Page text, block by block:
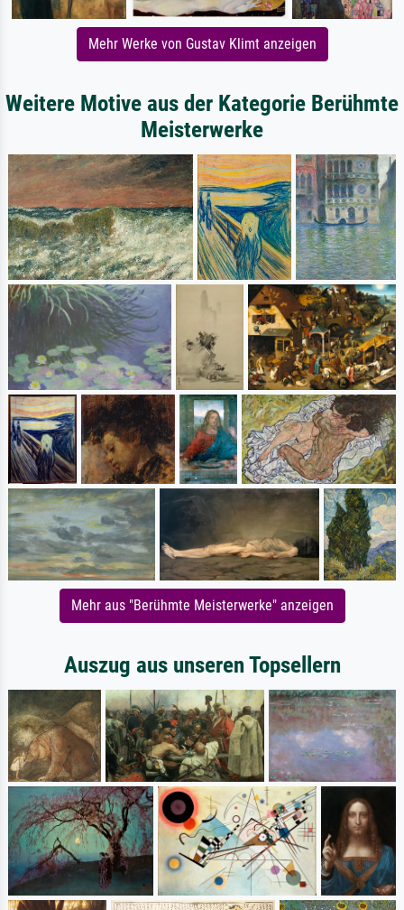
Mehr Werke von Gustav Klimt anzeigen
Weitere Motive aus der Kategorie Berühmte
Meisterwerke
Mehr aus "Berühmte Meisterwerke" anzeigen
Auszug aus unseren Topsellern